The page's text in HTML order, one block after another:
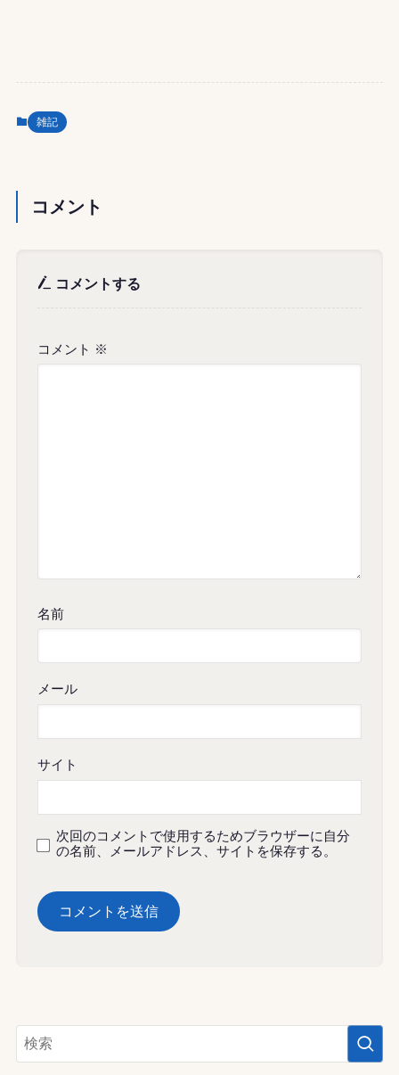
雑記
コメント
コメントする
コメント ※
名前
メール
サイト
次回のコメントで使用するためブラウザーに自分
の名前、メールアドレス、サイトを保存する。